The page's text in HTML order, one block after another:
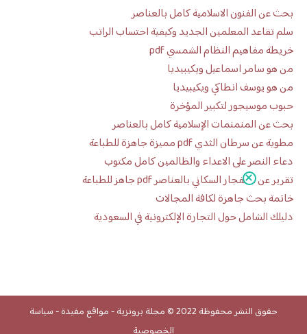
بحث عن الفنون الاسلامية كامل بالعناصر
سلم تقاعد المعلمين الجديد وكيفية احتساب الراتب
خريطة مفاهيم النظام الشمسي pdf
من هو سامر اسماعيل ويكيبيديا
من هو يوسف انطاكي ويكيبيديا
حبوب موسيجور لتكبير المؤخرة
بحث عن المنمنمات الإسلامية كامل بالعناصر
مطوية عن سرطان الثدي pdf مميزة جاهزة للطباعة
دعاء النصر على الاعداء والظالمين كامل مكتوب
تقرير عن الانفجار السكاني بالعناصر pdf جاهز للطباعة
خاتمة بحث جاهزة لكافة المجالات
دليلك الشامل حول التجارة الإلكترونية في السعودية
حقوق النشر محفوظة 2022 © مجلة برونزية-مواقع مفيدة-سياسة